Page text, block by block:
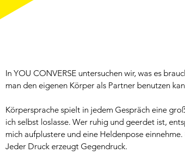
In YOU CONVERSE untersuchen wir, was es
man den eigenen Körper als Partner benutzen
Körpersprache spielt in jedem Gespräch eine
ich selbst loslasse. Wer ruhig und geerdet ist,
mich aufplustere und eine Heldenpose
Jeder Druck erzeugt Gegendruck.